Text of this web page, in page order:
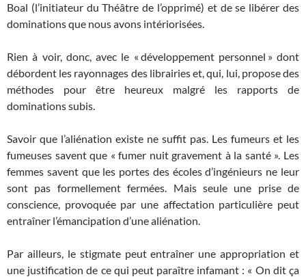
Boal (l’ini­tiateur du Théâtre de l’opprimé) et de se libérer des
dominations que nous avons intériorisées.
Rien à voir, donc, avec le « développement personnel » dont
débordent les rayonnages des librairies et, qui, lui, propose des
méthodes pour être heureux malgré les rapports de
dominations subis.
Savoir que l’aliénation existe ne suffit pas. Les fumeurs et les
fumeuses savent que « fumer nuit gravement à la santé ». Les
femmes savent que les portes des écoles d’ingénieurs ne leur
sont pas formellement fermées. Mais seule une prise de
conscience, provoquée par une affectation particulière peut
entraîner l’émancipation d’une aliénation.
Par ailleurs, le stigmate peut entraîner une appropriation et
une justification de ce qui peut paraître infamant : « On dit ça